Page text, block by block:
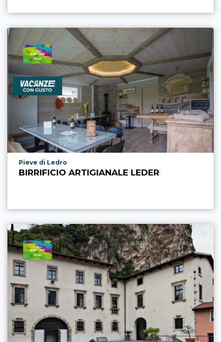
aria.poi_location_prefix
Pieve di Ledro
BIRRIFICIO ARTIGIANALE LEDER